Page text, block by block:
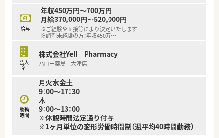
専門家による接遇研修等も行われています。
■保険薬局での勤務未経験の方に対しても、電子薬歴の使用方法
や調剤報酬の算定方法等の教育カリキュラムをご準備されてい
ます。
のもと、4～6カ月の病院研修も行われています。
■調剤業務だけでなく、災害対策や野菜の販売等を通して地域貢
＜こんな方にもオススメ＞
■調剤未経験でも教えて頂ける環境があるところを探している
方
■高知県内のみで働きたい方
■研修や学会など参加意欲を後押ししてくれる会社を希望した
い方 等
給与
年収450万円～700万円
月給370,000円～520,000円
※ご経験や面接等により決定いたします
※調剤未経験の方：年収450万～
法人
名
株式会社Yell Pharmacy
ハロー薬局 大津店
勤務
時間
月火水金土
9：00～17：30
木
9：00～13：00
※休憩時間法定通り付与
※1ヶ月単位の変形労働時間制（週平均40時間勤務）